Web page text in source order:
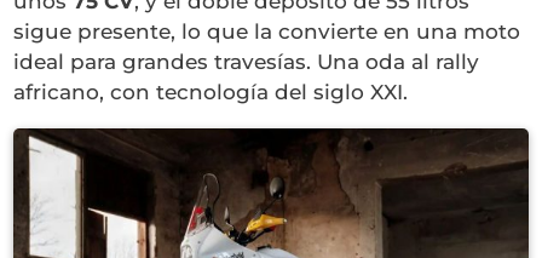
sigue presente, lo que la convierte en una moto
ideal para grandes travesías. Una oda al rally
africano, con tecnología del siglo XXI.